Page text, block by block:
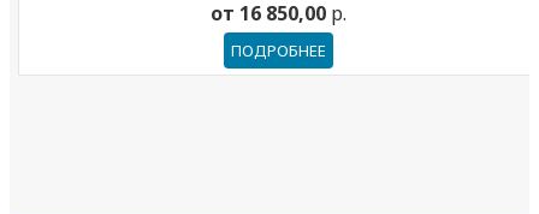
от 16 850,00 р.
ПОДРОБНЕЕ